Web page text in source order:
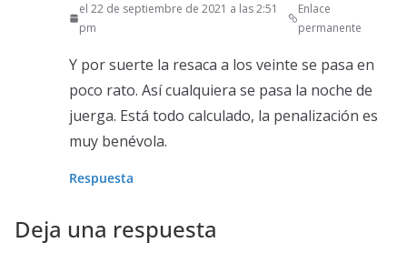
el 22 de septiembre de 2021 a las 2:51
pm
Enlace
permanente
Y por suerte la resaca a los veinte se pasa en
poco rato. Así cualquiera se pasa la noche de
juerga. Está todo calculado, la penalización es
muy benévola.
Respuesta
Deja una respuesta